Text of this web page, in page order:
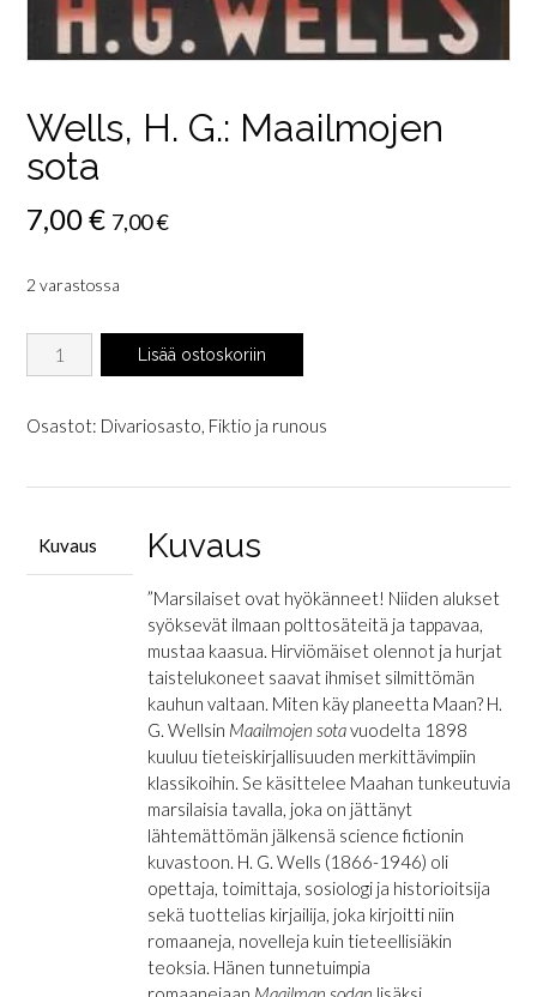
Wells, H. G.: Maailmojen
sota
7,00€ 7,00€
2 varastossa
Wells,
H.
Maailmojen
Lisää ostoskoriin
Osastot: Divariosasto Fiktio ja runous
Kuvaus Kuvaus
”Marsilaiset ovat hyökänneet! Niiden alukset
syöksevät ilmaan polttosäteitä ja tappavaa,
mustaa kaasua. Hirviömäiset olennot ja hurjat
taistelukoneet saavat ihmiset silmittömän
kauhun valtaan. Miten käy planeetta Maan? H.
G. Wellsin Maailmojen sotavuodelta 1898
kuuluu tieteiskirjallisuuden merkittävimpiin
klassikoihin. Se käsittelee Maahan tunkeutuvia
marsilaisia tavalla, joka on jättänyt
lähtemättömän jälkensä science fictionin
kuvastoon. H. G. Wells (1866-1946) oli
opettaja, toimittaja, sosiologi ja historioitsija
sekä tuottelias kirjailija, joka kirjoitti niin
romaaneja, novelleja kuin tieteellisiäkin
teoksia. Hänen tunnetuimpia